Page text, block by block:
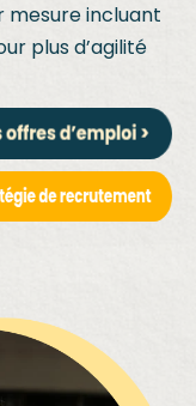
mesure incluant
plus d’agilité